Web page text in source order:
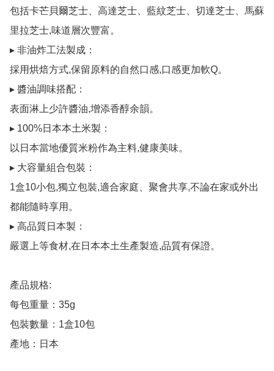
包括卡芒貝爾芝士、高達芝士、藍紋芝士、切達芝士、馬蘇
里拉芝士,味道層次豐富。
▸ 非油炸工法製成：
採用烘焙方式,保留原料的自然口感,口感更加軟Q。
▸ 醬油調味搭配：
表面淋上少許醬油,增添香醇余韻。
▸ 100%日本本土米製：
以日本當地優質米粉作為主料,健康美味。
▸ 大容量組合包裝：
1盒10小包,獨立包裝,適合家庭、聚會共享,不論在家或外出
都能隨時享用。
▸ 高品質日本製：
嚴選上等食材,在日本本土生產製造,品質有保證。
產品規格:
每包重量：35g
包裝數量：1盒10包
產地：日本